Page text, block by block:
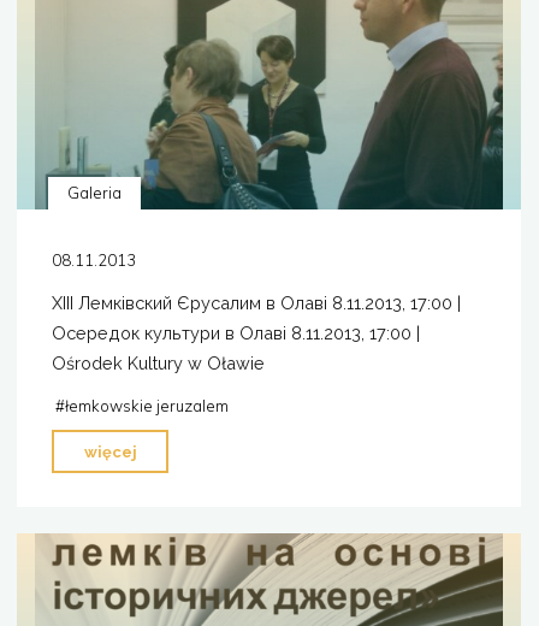
Galeria
08.11.2013
XIII Лемківский Єрусалим в Олаві 8.11.2013, 17:00 |
Осередок культури в Олаві 8.11.2013, 17:00 |
Ośrodek Kultury w Oławie
#łemkowskie jeruzalem
więcej